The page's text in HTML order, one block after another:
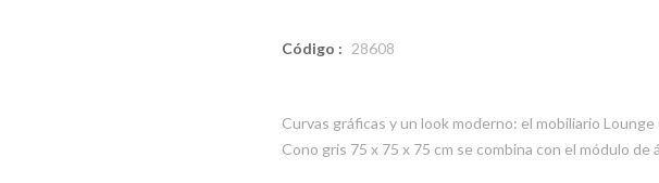
Código : 28608
Curvas gráficas y un look moderno: el mobiliario
Cono gris 75 x 75 x 75 cm se combina con el módulo de